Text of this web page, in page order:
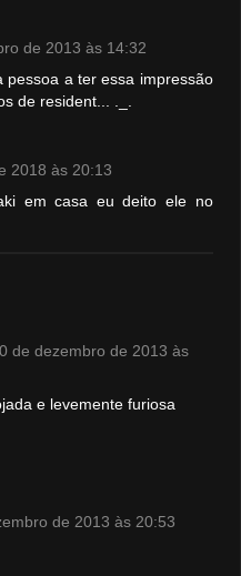
de 2013 às 14:32
pessoa a ter essa impressão
de resident... ._.
2018 às 20:13
em casa eu deito ele no
de dezembro de 2013 às
e levemente furiosa
de 2013 às 20:53